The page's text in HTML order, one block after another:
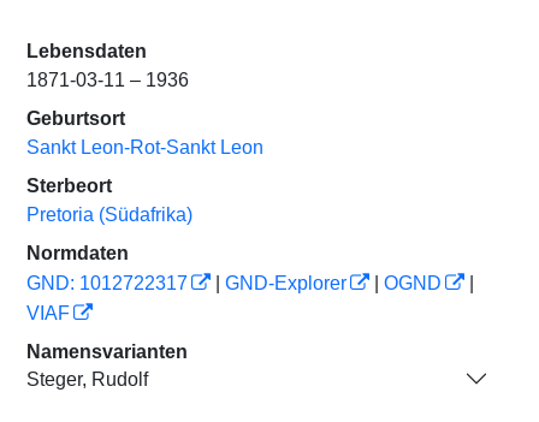
Lebensdaten
1871-03-11 – 1936
Geburtsort
Sankt Leon-Rot-Sankt Leon
Sterbeort
Pretoria (Südafrika)
Normdaten
GND: 1012722317
GND-Explorer OGND
VIAF
Namensvarianten
Steger, Rudolf